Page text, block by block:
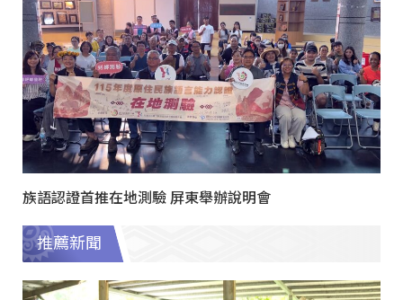
族語認證首推在地測驗 屏東舉辦說明會
推薦新聞